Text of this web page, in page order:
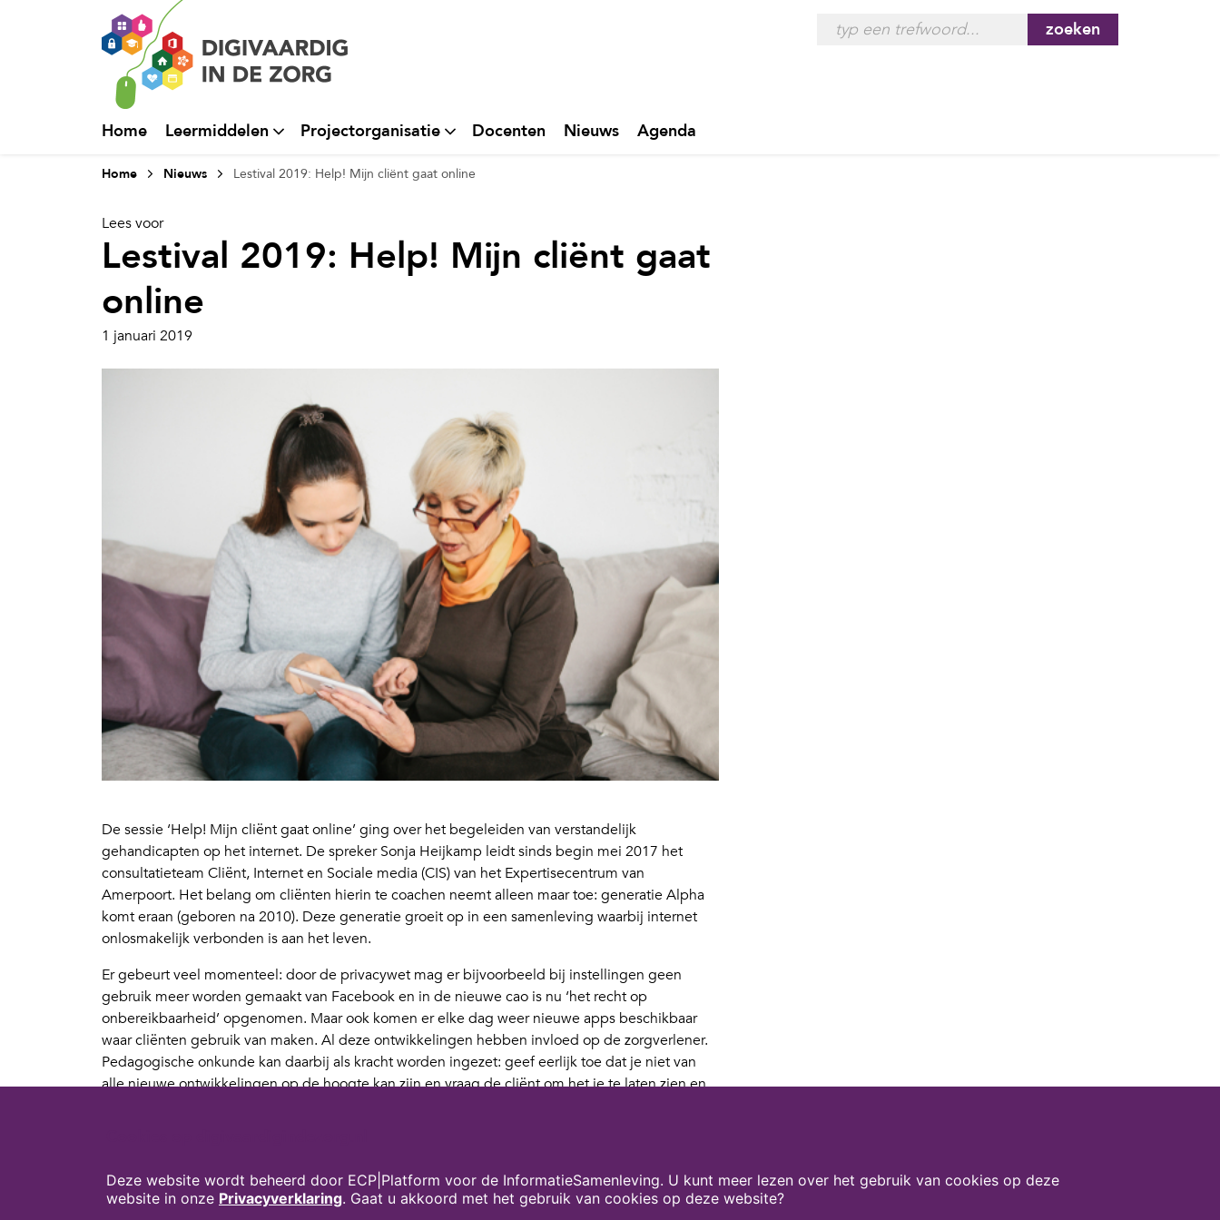
zoeken
Home Leermiddelen Projectorganisatie Docenten Nieuws Agenda
Home Nieuws Lestival 2019: Help! Mijn cliënt gaat online
Lees voor
Lestival 2019: Help! Mijn cliënt gaat
online
1 januari 2019
De sessie ‘Help! Mijn cliënt gaat online’ ging over het begeleiden van verstandelijk
gehandicapten op het internet. De spreker Sonja Heijkamp leidt sinds begin mei 2017 het
consultatieteam Cliënt, Internet en Sociale media (CIS) van het Expertisecentrum van
Amerpoort. Het belang om cliënten hierin te coachen neemt alleen maar toe: generatie Alpha
komt eraan (geboren na 2010). Deze generatie groeit op in een samenleving waarbij internet
onlosmakelijk verbonden is aan het leven.
Er gebeurt veel momenteel: door de privacywet mag er bijvoorbeeld bij instellingen geen
gebruik meer worden gemaakt van Facebook en in de nieuwe cao is nu ‘het recht op
onbereikbaarheid’ opgenomen. Maar ook komen er elke dag weer nieuwe apps beschikbaar
waar cliënten gebruik van maken. Al deze ontwikkelingen hebben invloed op de zorgverlener.
Pedagogische onkunde kan daarbij als kracht worden ingezet: geef eerlijk toe dat je niet van
alle nieuwe ontwikkelingen op de hoogte kan zijn en vraag de cliënt om het je te laten zien en
Deze workshop werd gegeven namensNetwerk Mediawijsheid. Onderteken ook het
Mediawijsheidmanifesten laat zien dat je je sterk maakt voor een betere begeleiding in
Deze website wordt beheerd door ECP|Platform voor de InformatieSamenleving. U kunt meer lezen over het gebruik van cookies op deze
website in onze Privacyverklaring. Gaat u akkoord met het gebruik van cookies op deze website?